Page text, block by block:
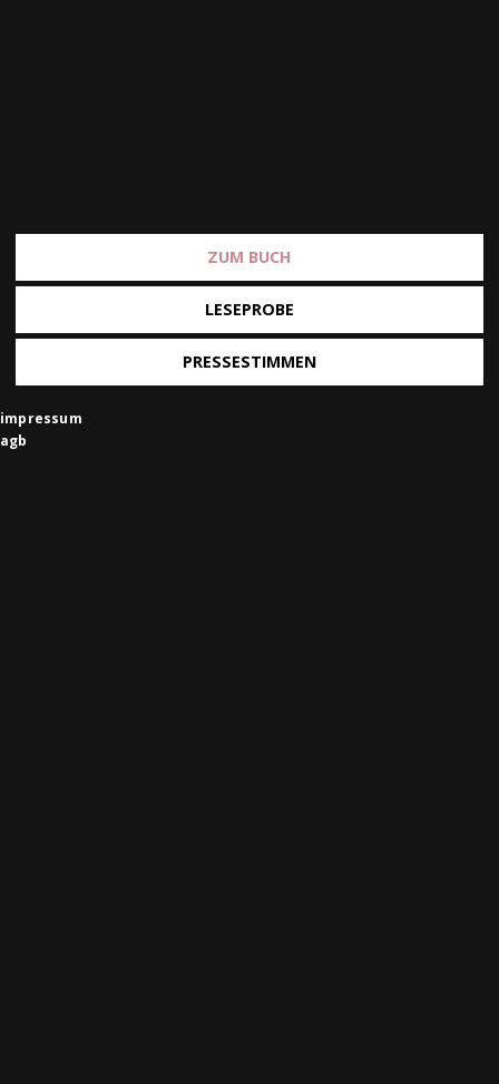
ZUM BUCH
LESEPROBE
PRESSESTIMMEN
impressum
agb